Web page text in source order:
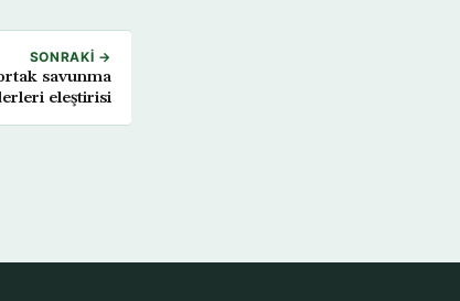
SONRAKI →
savunma
eleştirisi